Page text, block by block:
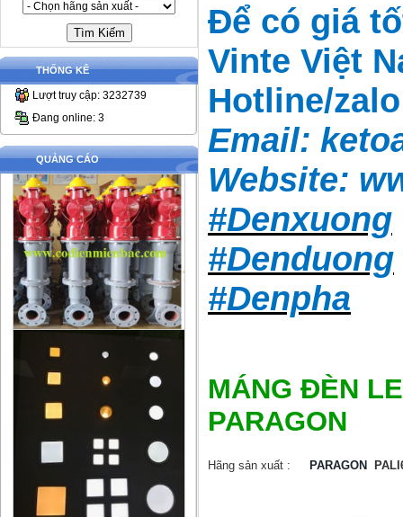
THỐNG KÊ
Lượt truy cập: 3232739
Đang online: 3
QUẢNG CÁO
Để có giá
Vinte Việt
Hotline/
Email:
Website:
#Denxuong
#Denduong
#Denpha
MÁNG ĐÈN
PARAGON
Hãng sản xuất : PARAGON